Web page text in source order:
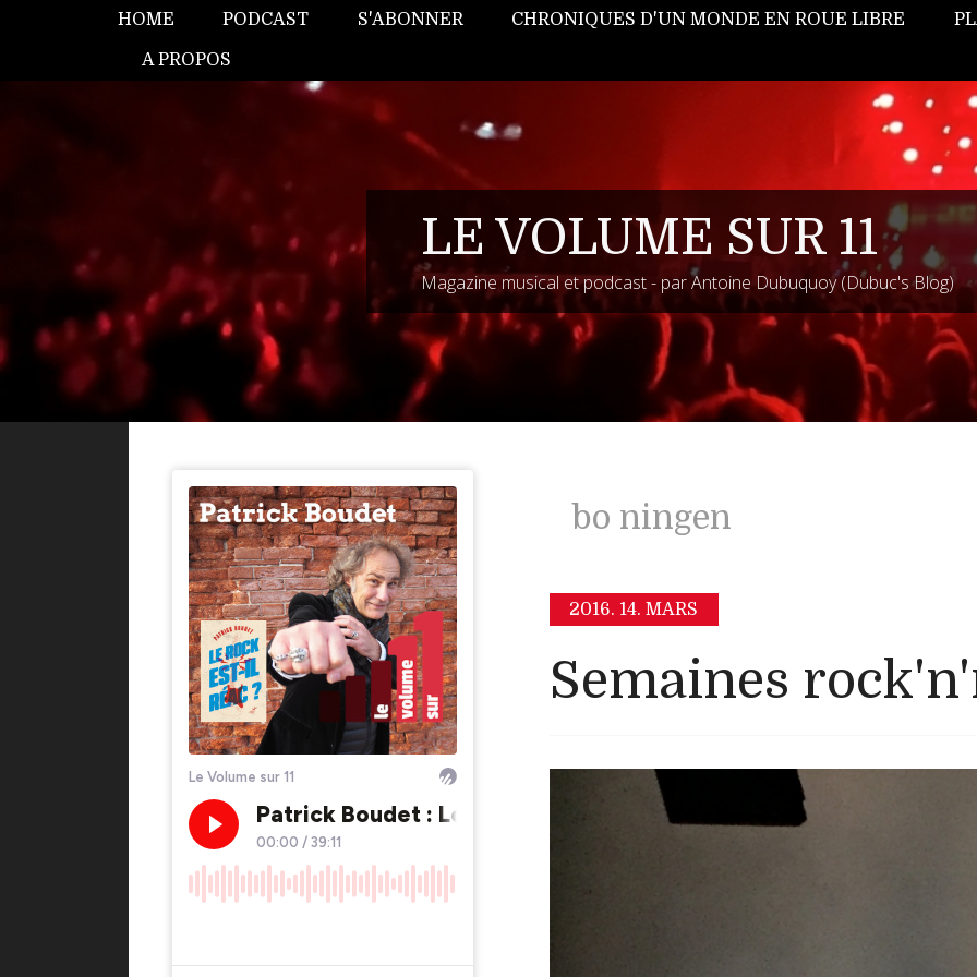
HOME PODCAST S'ABONNER CHRONIQUES D'UN MONDE EN ROUE LIBRE
A PROPOS
LE VOLUME SUR 11
Magazine musical et podcast - par Antoine Dubuquoy (Dubuc's Blog)
bo ningen
2016. 14. MARS
Semaines